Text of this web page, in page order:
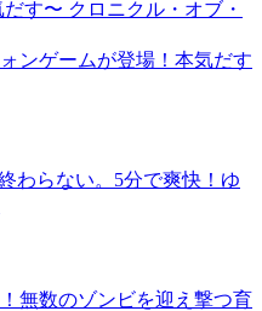
す〜 クロニクル・オブ・
ンゲームが登場！本気だす
わらない。5分で爽快！ゆ
無数のゾンビを迎え撃つ育